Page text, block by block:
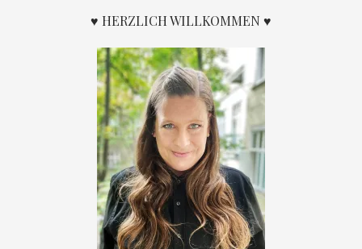
♥ HERZLICH WILLKOMMEN ♥